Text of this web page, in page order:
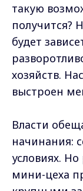
такую
получится?
будет
хозяйств.
выстроен
Власти
начинания:
условиях.
мини-цеха